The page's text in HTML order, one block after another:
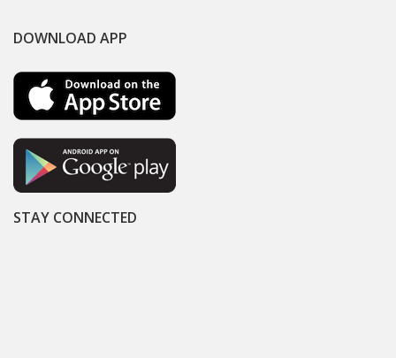
DOWNLOAD APP
STAY CONNECTED